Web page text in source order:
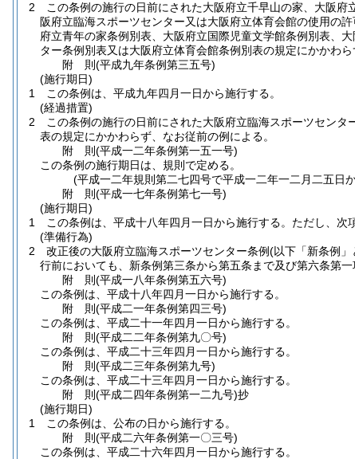
2
この条例の施行の日前にされた大阪府立千早山の家、大阪
阪府立臨海スポーツセンター又は大阪府立体育会館の使用の
府立青年の家条例別表、大阪府立国際児童文学館条例別表、
ター条例別表又は大阪府立体育会館条例別表の規定にかかわら
附 則(平成九年条例第三五号)
(施行期日)
1
この条例は、平成九年四月一日から施行する。
(経過措置)
2
この条例の施行の日前にされた大阪府立臨海スポーツセン
表の規定にかかわらず、なお従前の例による。
附 則(平成一二年条例第一五一号)
この条例の施行期日は、規則で定める。
(平成一二年規則第二七四号で平成一二年一二月二五日
附 則(平成一七年条例第七一号)
(施行期日)
1
この条例は、平成十八年四月一日から施行する。 ただし、次
(準備行為)
2
改正後の大阪府立臨海スポーツセンター条例(以下「新条例」
行前においても、新条例第三条から第五条まで及び第六条第
附 則(平成一八年条例第五六号)
この条例は、平成十八年四月一日から施行する。
附 則(平成二一年条例第四三号)
この条例は、平成二十一年四月一日から施行する。
附 則(平成二二年条例第九〇号)
この条例は、平成二十三年四月一日から施行する。
附 則(平成二三年条例第九号)
この条例は、平成二十三年四月一日から施行する。
附 則(平成二四年条例第一二九号)抄
(施行期日)
1
この条例は、公布の日から施行する。
附 則(平成二六年条例第一〇三号)
この条例は、平成二十六年四月一日から施行する。